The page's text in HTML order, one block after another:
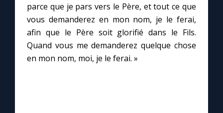
À la une
1000 Raisons de Croire
Chapelet pour le monde
parce que je pars vers le Père, et tout ce que
vous demanderez en mon nom, je le ferai,
afin que le Père soit glorifié dans le Fils.
Quand vous me demanderez quelque chose
en mon nom, moi, je le ferai. »